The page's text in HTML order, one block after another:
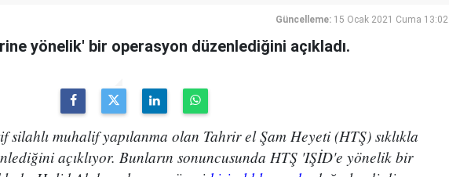
Güncelleme: 15 Ocak 2021 Cuma 13:02
yönelik' bir operasyon düzenlediğini açıkladı.
muhalif yapılanma olan Tahrir el Şam Heyeti (HTŞ) sıklıkla
açıklıyor. Bunların sonuncusunda HTŞ 'IŞİD'e yönelik bir